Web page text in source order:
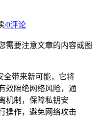
/0评论
需要注意文章的内容或图
全带来新可能，它将
效隔绝网络风险，通
机制，保障私钥安
操作，避免网络攻击